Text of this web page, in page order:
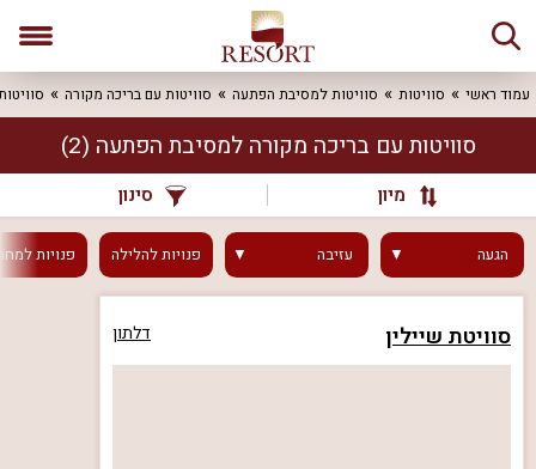
עמוד ראשי סוויטות סוויטות למסיבת הפתעה סוויטות עם בריכה מקורה
סוויטות עם בריכה מקורה למסיבת הפתעה (2)
מיון סינון
הגעה עזיבה פנויותלהלילה פנויות
סוויטת שיילין דלתון